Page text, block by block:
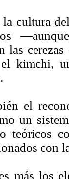
cultura
las
el kimchi,
el
un
teóricos
con
más los